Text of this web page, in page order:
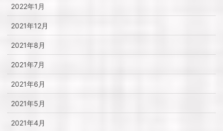
2022年1月
2021年12月
2021年8月
2021年7月
2021年6月
2021年5月
2021年4月